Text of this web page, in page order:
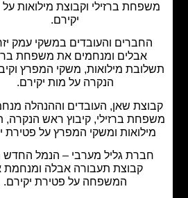
ברזילי וקבוצת מילואות על פטירת
החברים והעובדים במשקי עמק יזרעאל
אבלים ומנחמים את משפחת ברזילי,
מילואות, משקי המפרץ וקיבוץ ראש
הנקרה על מות יקירם.
שאן, העובדים וההנהלה מנחמים את
ברזילי, קיבוץ ראש הנקרה, תשלובת
ומשקי המפרץ על פטירת יקירם.
גליל מערבי – הנמל החדש מבית
קבוצת תעבורה אבלה ומנחמת את
המשפחה על פטירת יקירם.